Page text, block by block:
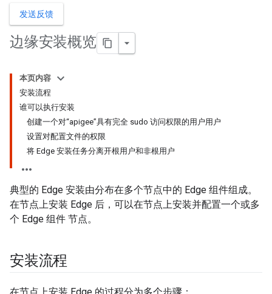
发送反馈
边缘安装概览
本页内容
安装流程
谁可以执行安装
创建一个对“apigee”具有完全 sudo 访问权限的用户用户
设置对配置文件的权限
将 Edge 安装任务分离开根用户和非根用户
典型的 Edge 安装由分布在多个节点中的 Edge 组件组成。
在节点上安装 Edge 后，可以在节点上安装并配置一个或多
个 Edge 组件 节点。
安装流程